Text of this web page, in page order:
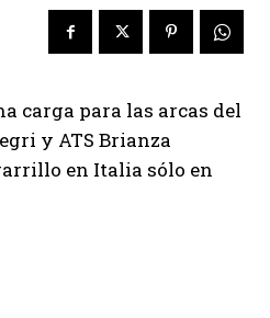
carga para las arcas del
y ATS Brianza
en Italia sólo en